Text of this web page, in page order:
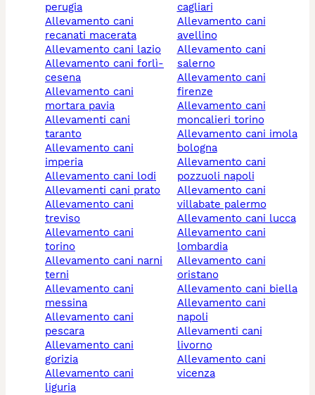
perugia
allevamento cani
recanati macerata
allevamento cani lazio
allevamento cani forlì-
cesena
allevamento cani
mortara pavia
allevamenti cani
taranto
allevamento cani
imperia
allevamento cani lodi
allevamenti cani prato
allevamento cani
treviso
allevamento cani
torino
allevamento cani narni
terni
allevamento cani
messina
allevamento cani
pescara
allevamento cani
gorizia
allevamento cani
liguria
cagliari
allevamento cani
avellino
allevamento cani
salerno
allevamento cani
firenze
allevamento cani
moncalieri torino
allevamento cani imola
bologna
allevamento cani
pozzuoli napoli
allevamento cani
villabate palermo
allevamento cani lucca
allevamento cani
lombardia
allevamento cani
oristano
allevamento cani biella
allevamento cani
napoli
allevamenti cani
livorno
allevamento cani
vicenza